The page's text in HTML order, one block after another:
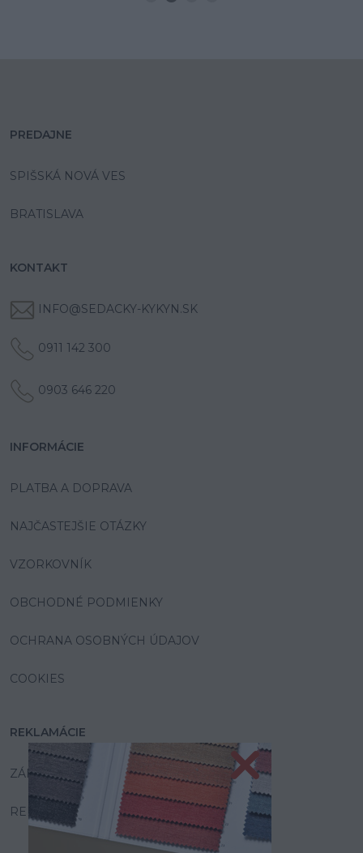
PREDAJNE
SPIŠSKÁ NOVÁ VES
BRATISLAVA
KONTAKT
INFO@SEDACKY-KYKYN.SK
0911 142 300
0903 646 220
INFORMÁCIE
PLATBA A DOPRAVA
NAJČASTEJŠIE OTÁZKY
VZORKOVNÍK
OBCHODNÉ PODMIENKY
OCHRANA OSOBNÝCH ÚDAJOV
COOKIES
REKLAMÁCIE
ZÁRUKA A SERVIS
REKLAMAČNÝ PORIADOK